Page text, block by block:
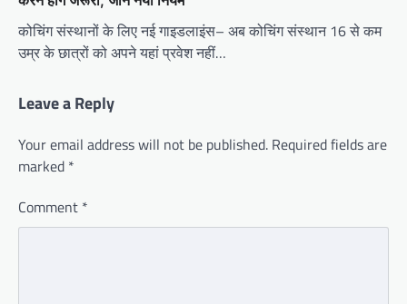
कोचिंग संस्थानों के लिए नई गाइडलाइंस– अब कोचिंग संस्थान 16 से कम
उम्र के छात्रों को अपने यहां प्रवेश नहीं…
Leave a Reply
Your email address will not be published. Required fields are
marked *
Comment *